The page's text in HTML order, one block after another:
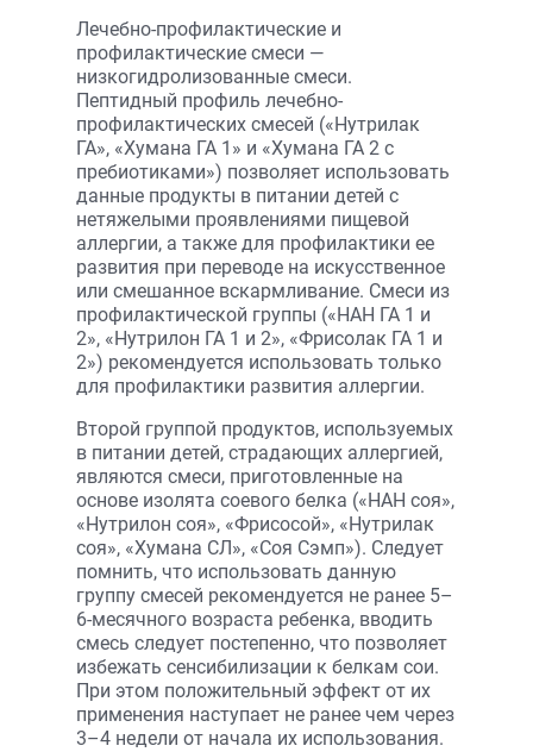
Лечебно-профилактические и
профилактические смеси —
низкогидролизованные смеси.
Пептидный профиль лечебно-
профилактических смесей («Нутрилак
ГА», «Хумана ГА 1» и «Хумана ГА 2 с
пребиотиками») позволяет использовать
данные продукты в питании детей с
нетяжелыми проявлениями пищевой
аллергии, а также для профилактики ее
развития при переводе на искусственное
или смешанное вскармливание. Смеси из
профилактической группы («НАН ГА 1 и
2», «Нутрилон ГА 1 и 2», «Фрисолак ГА 1 и
2») рекомендуется использовать только
для профилактики развития аллергии.
Второй группой продуктов, используемых
в питании детей, страдающих аллергией,
являются смеси, приготовленные на
основе изолята соевого белка («НАН соя»,
«Нутрилон соя», «Фрисосой», «Нутрилак
соя», «Хумана СЛ», «Соя Сэмп»). Следует
помнить, что использовать данную
группу смесей рекомендуется не ранее 5–
6-месячного возраста ребенка, вводить
смесь следует постепенно, что позволяет
избежать сенсибилизации к белкам сои.
При этом положительный эффект от их
применения наступает не ранее чем через
3–4 недели от начала их использования.